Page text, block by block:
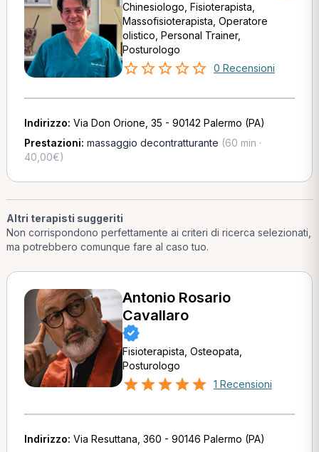
Chinesiologo, Fisioterapista,
Massofisioterapista, Operatore
olistico, Personal Trainer,
Posturologo
0 Recensioni
Indirizzo: Via Don Orione, 35 - 90142 Palermo (PA)
Prestazioni: massaggio decontratturante (60 min ·
40,00€)
Altri terapisti suggeriti
Non corrispondono perfettamente ai criteri di ricerca selezionati,
ma potrebbero comunque fare al caso tuo.
Antonio Rosario
Cavallaro
Fisioterapista, Osteopata,
Posturologo
1 Recensioni
Indirizzo: Via Resuttana, 360 - 90146 Palermo (PA)